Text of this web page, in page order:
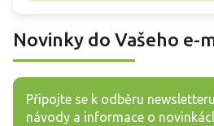
Novinky do Vašeho e-
Připojte se k odběru
návody a informace o